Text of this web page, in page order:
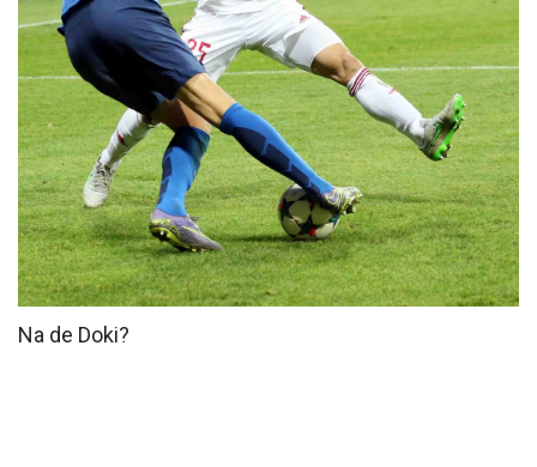
GALÉRIA
SZURKOLÓI ÉLMÉNYEK
AKKREDITÁCIÓ
Na de Doki?